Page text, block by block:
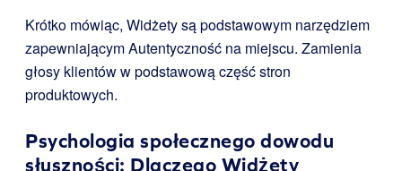
Krótko mówiąc, Widżety są podstawowym narzędziem
zapewniającym Autentyczność na miejscu. Zamienia
głosy klientów w podstawową część stron
produktowych.
Psychologia społecznego dowodu
słuszności: Dlaczego Widżety